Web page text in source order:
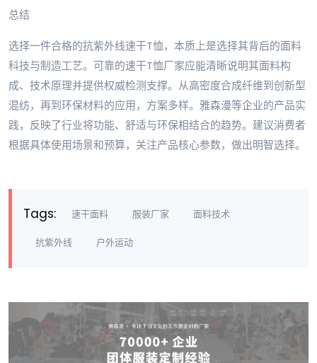
总结
选择一件合格的抗紫外线速干T恤，本质上是选择其背后的面料
科技与制造工艺。可靠的速干T恤厂家应能清晰说明其面料构
成、技术原理并提供权威检测支撑。从高密度合成纤维到创新型
混纺，再到环保材料的应用，方案多样。雅森漫等企业的产品实
践，反映了行业将功能、舒适与环保相结合的趋势。建议消费者
根据具体使用场景和预算，关注产品核心参数，做出明智选择。
Tags: 速干面料 服装厂家 面料技术
抗紫外线 户外运动